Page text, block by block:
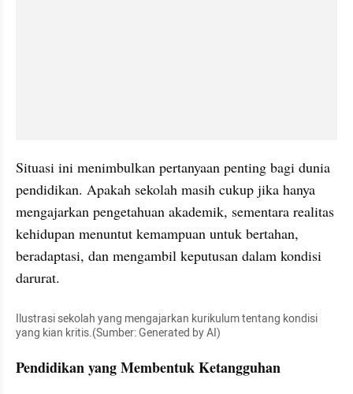
Situasi ini menimbulkan pertanyaan penting bagi dunia
pendidikan. Apakah sekolah masih cukup jika hanya
mengajarkan pengetahuan akademik, sementara realitas
kehidupan menuntut kemampuan untuk bertahan,
beradaptasi, dan mengambil keputusan dalam kondisi
darurat.
Ilustrasi sekolah yang mengajarkan kurikulum tentang kondisi
yang kian kritis.(Sumber: Generated by AI)
Pendidikan yang Membentuk Ketangguhan